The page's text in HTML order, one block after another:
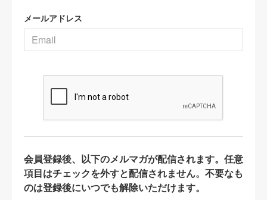
メールアドレス
会員登録後、以下のメルマガが配信されます。任意
項目はチェックを外すと配信されません。不要なも
のは登録後にいつでも解除いただけます。